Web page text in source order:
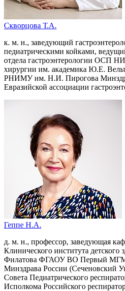
Скворцова Т.А.
к. м. н., заведующий
педиатрическими койками,
отдела гастроэнтерологии ОСП
хирургии им. академика Ю.Е.
РНИМУ им. Н.И. Пирогова
Евразийской ассоциации
Геппе Н.А.
д. м. н., профессор, заведующая
Клинического института
Филатова ФГАОУ ВО Первый
Минздрава России (Сеченовский
Cовета Педиатрического
Исполкома Российского